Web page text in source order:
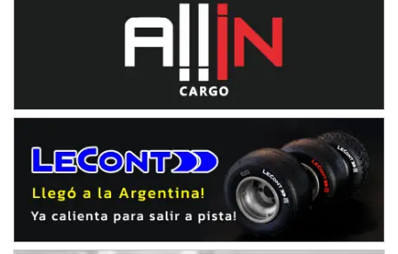
NORESTE SANTAFESINO - F6
José Samuel Sánchez (Tierra)
Rufino (Santa Fe)
TUCUMANO - F5
Juan Navarro (Asfalto)